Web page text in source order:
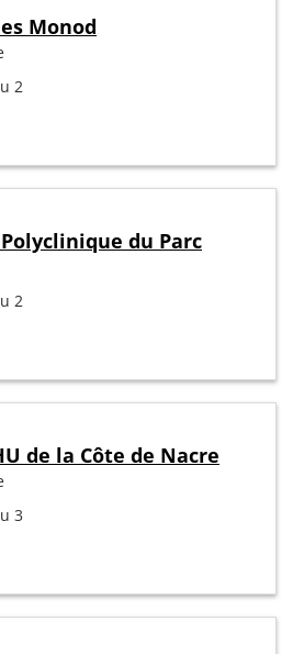
Monod
2
du Parc
2
de la Côte de Nacre
3